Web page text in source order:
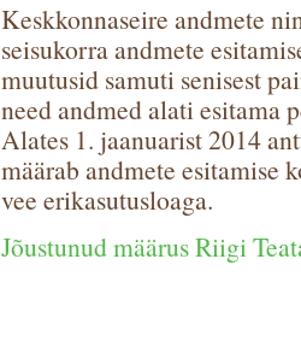
Keskkonnaseire andmete
seisukorra andmete
muutusid samuti senisest
need andmed alati esitama
Alates 1. jaanuarist 2014
määrab andmete esitamise
vee erikasutusloaga.
Jõustunud määrus Riigi